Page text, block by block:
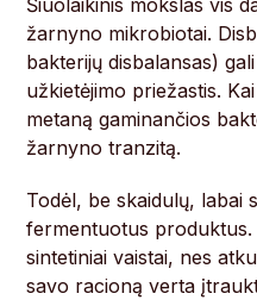
Šiuolaikinis mokslas vis
žarnyno mikrobiotai.
bakterijų disbalansas)
užkietėjimo priežastis.
metaną gaminančios
žarnyno tranzitą.
Todėl, be skaidulų, labai
fermentuotus produktus.
sintetiniai vaistai, nes
savo racioną verta